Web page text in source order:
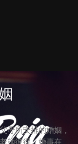
母所安排的婚姻，
師彼得。婚事在